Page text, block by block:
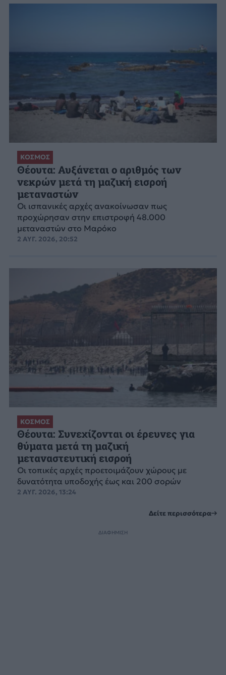
ΚΟΣΜΟΣ
Θέουτα: Αυξάνεται ο αριθμός των
νεκρών μετά τη μαζική εισροή
μεταναστών
Οι ισπανικές αρχές ανακοίνωσαν πως
προχώρησαν στην επιστροφή 48.000
μεταναστών στο Μαρόκο
2 ΑΥΓ. 2026, 20:52
ΚΟΣΜΟΣ
Θέουτα: Συνεχίζονται οι έρευνες για
θύματα μετά τη μαζική
μεταναστευτική εισροή
Οι τοπικές αρχές προετοιμάζουν χώρους με
δυνατότητα υποδοχής έως και 200 σορών
2 ΑΥΓ. 2026, 13:24
Δείτε περισσότερα
ΔΙΑΦΗΜΙΣΗ